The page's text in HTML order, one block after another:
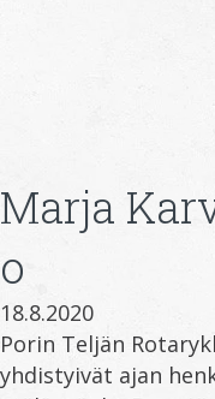
Marja
o
18.8.2020
Porin Teljän
yhdistyivät ajan